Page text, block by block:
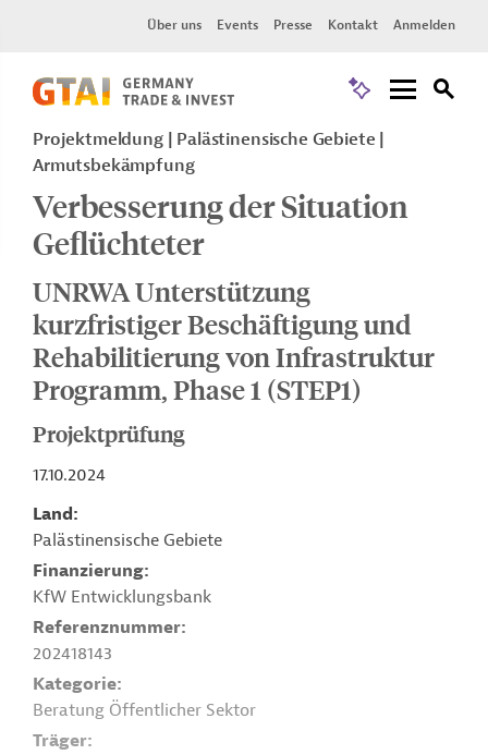
Über uns Events Presse Kontakt Anmelden
Projektmeldung
Palästinensische Gebiete
Armutsbekämpfung
Verbesserung der Situation
Geflüchteter
UNRWA Unterstützung
kurzfristiger Beschäftigung und
Rehabilitierung von Infrastruktur
Programm, Phase 1 (STEP1)
Projektprüfung
17.10.2024
Land
Palästinensische Gebiete
Finanzierung
KfW Entwicklungsbank
Referenznummer
202418143
Kategorie
Beratung Öffentlicher Sektor
Träger